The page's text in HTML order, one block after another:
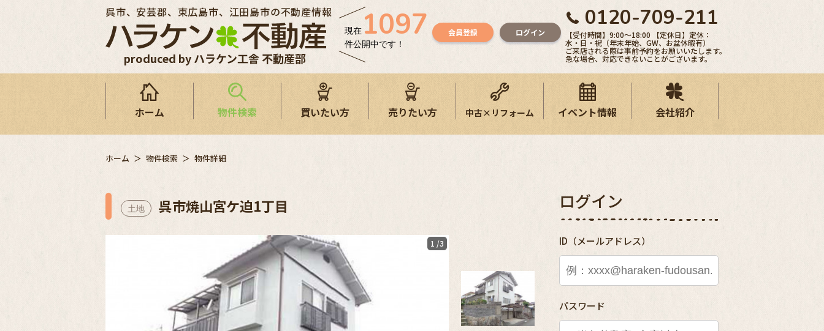
produced by ハラケン工舎 不動産部
呉市、安芸郡、東広島市、江田島市の不動産情報
現在 1097
件公開中です！
会員登録 ログイン
0120-709-211
【受付時間】9:00〜18:00 【定休日】定休：
水・日・祝（年末年始、GW、お盆休暇有）
ご来店される際は事前予約をお願いいたします。
急な場合、対応できないことがございます。
ホーム 物件検索 買いたい方 売りたい方 中古×リフォーム イベント情報 会社紹介
ホーム 物件検索 物件詳細
土地 呉市焼山宮ケ迫1丁目
1 /3
ログイン
ID（メールアドレス）
パスワード